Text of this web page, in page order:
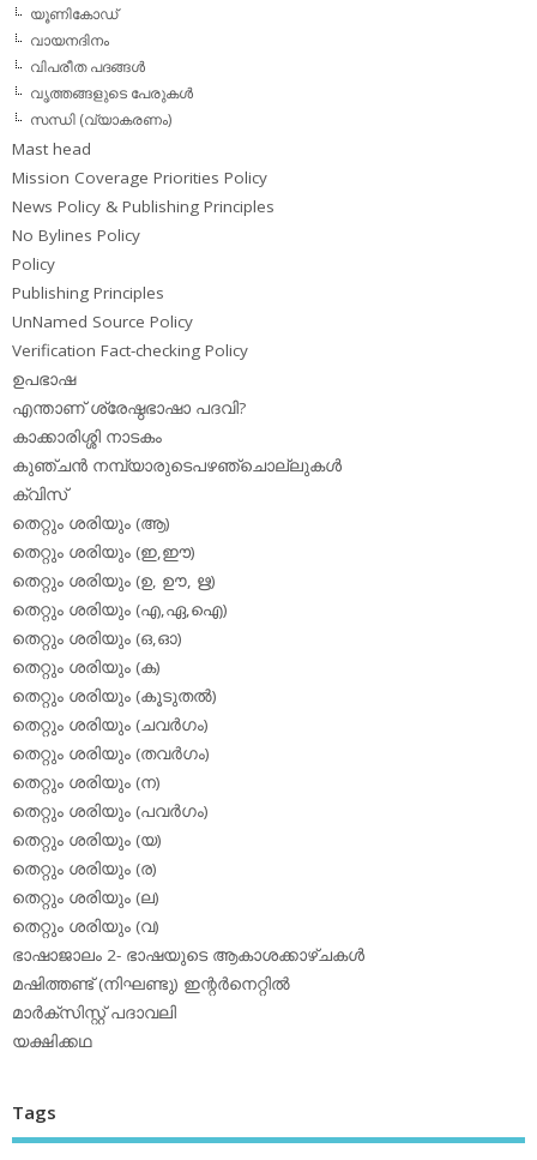
യൂണികോഡ്
വായനദിനം
വിപരീത പദങ്ങള്‍
വൃത്തങ്ങളുടെ പേരുകള്‍
സന്ധി (വ്യാകരണം)
Mast head
Mission Coverage Priorities Policy
News Policy & Publishing Principles
No Bylines Policy
Policy
Publishing Principles
UnNamed Source Policy
Verification Fact-checking Policy
ഉപഭാഷ
എന്താണ് ശ്രേഷ്ഠഭാഷാ പദവി?
കാക്കാരിശ്ശി നാടകം
കുഞ്ചന്‍ നമ്പ്യാരുടെപഴഞ്ചൊല്ലുകള്‍
ക്വിസ്
തെറ്റും ശരിയും (ആ)
തെറ്റും ശരിയും (ഇ,ഈ)
തെറ്റും ശരിയും (ഉ, ഊ, ഋ)
തെറ്റും ശരിയും (എ,ഏ,ഐ)
തെറ്റും ശരിയും (ഒ,ഓ)
തെറ്റും ശരിയും (ക)
തെറ്റും ശരിയും (കൂടുതല്‍)
തെറ്റും ശരിയും (ചവര്‍ഗം)
തെറ്റും ശരിയും (തവര്‍ഗം)
തെറ്റും ശരിയും (ന)
തെറ്റും ശരിയും (പവര്‍ഗം)
തെറ്റും ശരിയും (യ)
തെറ്റും ശരിയും (ര)
തെറ്റും ശരിയും (ല)
തെറ്റും ശരിയും (വ)
ഭാഷാജാലം 2- ഭാഷയുടെ ആകാശക്കാഴ്ചകള്‍
മഷിത്തണ്ട് (നിഘണ്ടു) ഇന്റര്‍നെറ്റില്‍
മാര്‍ക്‌സിസ്റ്റ് പദാവലി
യക്ഷിക്കഥ
Tags